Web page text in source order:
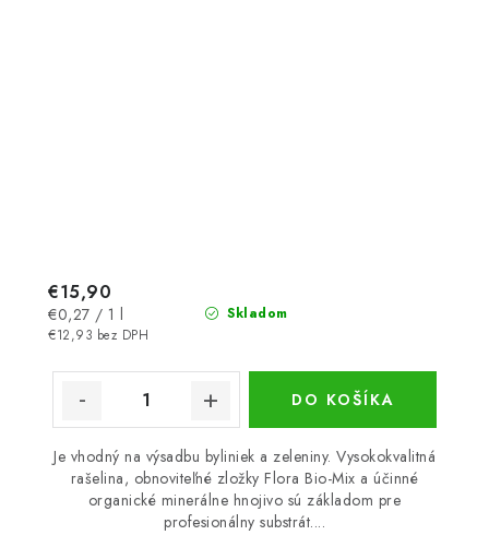
Skladom
€12,93 bez DPH
€15,90
Jednotková
cena:
€0,27 / 1 l
DO KOŠÍKA
Je vhodný na výsadbu byliniek a zeleniny. Vysokokvalitná
rašelina, obnoviteľné zložky Flora Bio-Mix a účinné
organické minerálne hnojivo sú základom pre
profesionálny substrát....